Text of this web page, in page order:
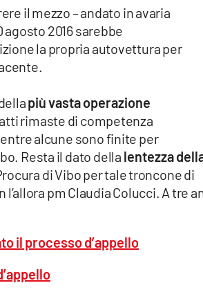
il mezzo – andato in avaria
agosto 2016 sarebbe
la propria autovettura per
più vasta operazione
rimaste di competenza
alcune sono finite per
Resta il dato della lentezza
di Vibo per tale troncone di
l’allora pm Claudia Colucci. A tre
il processo d’appello